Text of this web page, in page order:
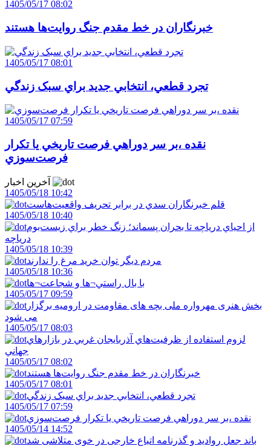
1405/05/17 08:02
خبرنگاران در خط مقدم جنگ روايت‌ها هستند
1405/05/17 08:01
تجرد قطعي، انتخابي جديد براي سبک زندگي
1405/05/17 07:59
نقده ،بر سر دوراهي فرصت تاريخي يا تکرار
فرصت‌سوزي
1405/05/18 10:42
قلم خبرنگاران سدي در برابر تحريف واقعيت‌هاست
1405/05/18 10:40
از احياي درياچه تا بحران پسماند؛ زنگ خطر براي زيست‌بوم
درياچه
1405/05/18 10:39
مردم ديگر توان خريد مرغ را ندارند
1405/05/18 10:36
با بال راستي¬ها و شجاعت¬ها
1405/05/17 09:59
بخش هنری مهرواره ملی بچه های مقاومت در ارومیه برگزار
می شود
1405/05/17 08:03
لزوم استفاده از ظرفيت‌هاي آذربايجان غربي در بازارهاي
جهاني
1405/05/17 08:02
خبرنگاران در خط مقدم جنگ روايت‌ها هستند
1405/05/17 08:01
تجرد قطعي، انتخابي جديد براي سبک زندگي
1405/05/17 07:59
نقده ،بر سر دوراهي فرصت تاريخي يا تکرار فرصت‌سوزي
1405/05/14 14:52
باند جعل روادید و گذرنامه اتباع خارجی در خوی متلاشی شد